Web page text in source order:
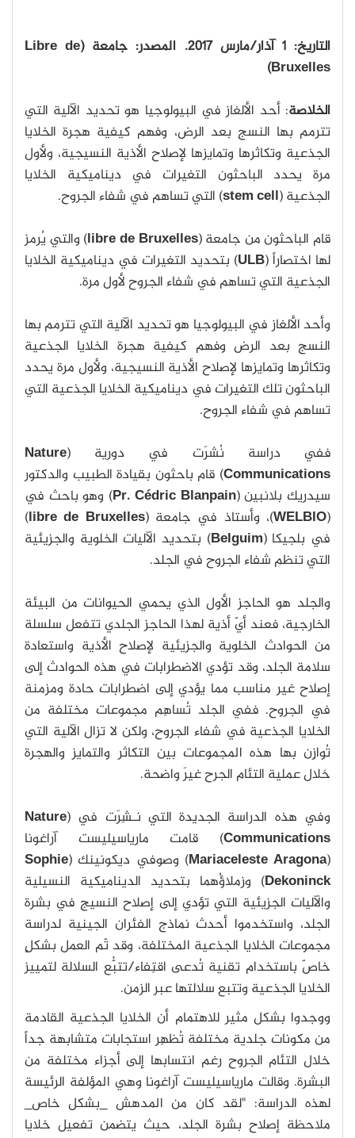
التاريخ: 1 آذار/مارس 2017. المصدر: جامعة (Libre de
Bruxelles)
الخلاصة: أحد الألغاز في البيولوجيا هو تحديد الآلية التي
تترمم بها النسج بعد الرض، وفهم كيفية هجرة الخلايا
الجذعية وتكاثرها وتمايزها لإصلاح الأذية النسيجية، ولأول
مرة يحدد الباحثون التغيرات في ديناميكية الخلايا
الجذعية (stem cell) التي تساهم في شفاء الجروح.
قام الباحثون من جامعة (libre de Bruxelles) والتي يُرمز
لها اختصاراً (ULB) بتحديد التغيرات في ديناميكية الخلايا
الجذعية التي تساهم في شفاء الجروح لأول مرة.
وأحد الألغاز في البيولوجيا هو تحديد الآلية التي تترمم بها
النسج بعد الرض وفهم كيفية هجرة الخلايا الجذعية
وتكاثرها وتمايزها لإصلاح الأذية النسيجية، ولأول مرة يحدد
الباحثون تلك التغيرات في ديناميكية الخلايا الجذعية التي
تساهم في شفاء الجروح.
ففي دراسة نُشرَت في دورية (Nature
Communications) قام باحثون بقيادة الطبيب والدكتور
سيدريك بلانبين (Pr. Cédric Blanpain) وهو باحث في
(
WELBIO)، وأستاذ في جامعة (libre de Bruxelles
)
في بلجيكا (Belguim) بتحديد الآليات الخلوية والجزيئية
التي تنظم شفاء الجروح في الجلد.
والجلد هو الحاجز الأول الذي يحمي الحيوانات من البيئة
الخارجية، فعند أيّ أذية لهذا الحاجز الجلدي تتفعل سلسلة
من الحوادث الخلوية والجزيئية لإصلاح الأذية واستعادة
سلامة الجلد، وقد تؤدي الاضطرابات في هذه الحوادث إلى
إصلاح غير مناسب مما يؤدي إلى اضطرابات حادة ومزمنة
في الجروح. ففي الجلد تُساهِم مجموعات مختلفة من
الخلايا الجذعية في شفاء الجروح، ولكن لا تزال الآلية التي
تُوازِن بها هذه المجموعات بين التكاثر والتمايز والهجرة
خلال عملية التئام الجرح غيرَ واضحة.
وفي هذه الدراسة الجديدة التي نـشِرَت في (Nature
Communications) قامت مارياسيليست آراغونا
(
Mariaceleste Aragona) وصوفي ديكونينك (Sophie
Dekoninck) وزملاؤُهما بتحديد الديناميكية النسيلية
والآليات الجزيئية التي تؤدي إلى إصلاح النسيج في بشرة
الجلد، واستخدموا أحدث نماذج الفئران الجينية لدراسة
مجموعات الخلايا الجذعية المختلفة، وقد تّم العمل بشكلٍ
خاصّ باستخدام تقنية تُدعى اقتِفاء/تتبُّع السلالة لتمييز
الخلايا الجذعية وتتبع سلالتها عبر الزمن.
ووجدوا بشكل مثير للاهتمام أن الخلايا الجذعية القادمة
من مكونات جلدية مختلفة تُظهِر استجابات متشابهة جداً
خلال التئام الجروح رغم انتسابها إلى أجزاء مختلفة من
البشرة. وقالت مارياسيليست آراغونا وهي المؤلفة الرئيسة
لهذه الدراسة: "لقد كان من المدهش _بشكل خاص_
ملاحظة إصلاح بشرة الجلد، حيث يتضمن تفعيل خلايا